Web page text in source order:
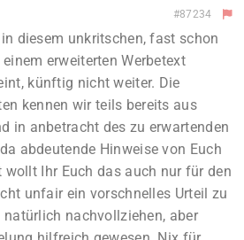
#87234
diesem unkritschen, fast schon
erweiterten Werbetext
künftig nicht weiter. Die
kennen wir teils bereits aus
in anbetracht des zu erwartenden
abdeutende Hinweise von Euch
Ihr Euch das auch nur für den
unfair ein vorschnelles Urteil zu
nachvollziehen, aber